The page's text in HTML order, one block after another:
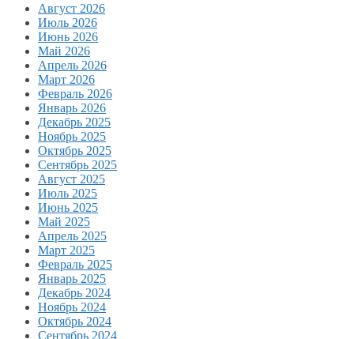
Август 2026
Июль 2026
Июнь 2026
Май 2026
Апрель 2026
Март 2026
Февраль 2026
Январь 2026
Декабрь 2025
Ноябрь 2025
Октябрь 2025
Сентябрь 2025
Август 2025
Июль 2025
Июнь 2025
Май 2025
Апрель 2025
Март 2025
Февраль 2025
Январь 2025
Декабрь 2024
Ноябрь 2024
Октябрь 2024
Сентябрь 2024